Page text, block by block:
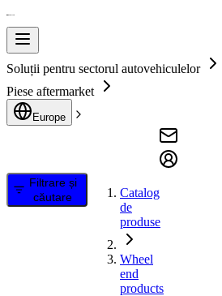
Soluții pentru sectorul autovehiculelor
Piese aftermarket
Europe
Filtrare și
căutare
Catalog
de
produse
Wheel
end
products